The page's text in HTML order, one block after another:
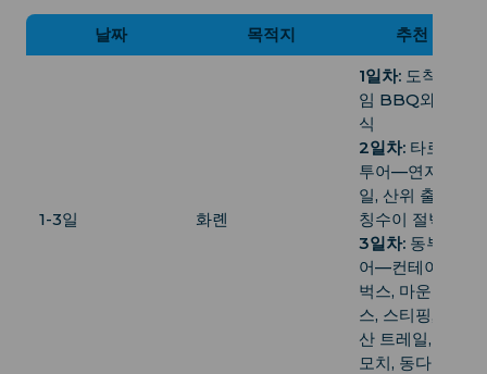
날짜 목적지 추천 활동
1-3일 화롄
1일차: 도착, 올드
임 BBQ와 와인,
식
2일차: 타로코 데
투어—연자구 트
일, 산위 출렁다리,
칭수이 절벽, 치
3일차: 동부 해안
어—컨테이너 스
벅스, 마운틴 스
스, 스티핑, 다스비
산 트레일, 아메이
모치, 동다먼 야